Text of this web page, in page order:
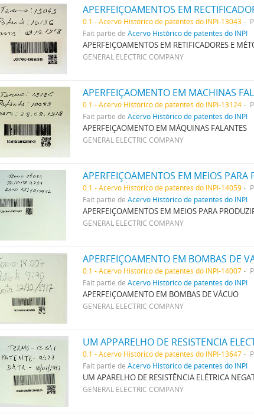
APERFEIÇOAMENTOS EM
0.1 - Acervo Histórico de patentes do INPI-13043
Fait partie deAcervo Histórico de patentes do INPI
APERFEIÇOAMENTOS EM RETIFICADORES E
GENERAL ELECTRIC COMPANY
APERFEIÇAOMENTO EM MACHINAS
0.1 - Acervo Histórico de patentes do INPI-13124
Fait partie deAcervo Histórico de patentes do INPI
APERFEIÇAOMENTO EM MÁQUINAS FALANTES
GENERAL ELECTRIC COMPANY
APERFEIÇOAMENTOS EM MEIOS
0.1 - Acervo Histórico de patentes do INPI-14059
Fait partie deAcervo Histórico de patentes do INPI
APERFEIÇOAMENTOS EM MEIOS PARA
GENERAL ELECTRIC COMPANY
APERFEIÇOAMENTO EM BOMBAS DE
0.1 - Acervo Histórico de patentes do INPI-14007
Fait partie deAcervo Histórico de patentes do INPI
APERFEIÇOAMENTO EM BOMBAS DE VÁCUO
GENERAL ELECTRIC COMPANY
UM APPARELHO DE RESISTENCIA
0.1 - Acervo Histórico de patentes do INPI-13647
Fait partie deAcervo Histórico de patentes do INPI
UM APARELHO DE RESISTÊNCIA ELÉTRICA
GENERAL ELECTRIC COMPANY